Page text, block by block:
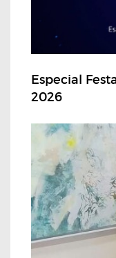
Especial
2026